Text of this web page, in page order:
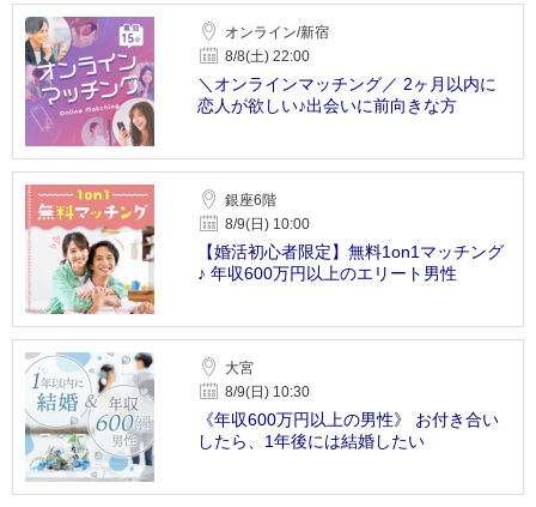
オンライン/新宿
8/8(土) 22:00
＼オンラインマッチング／ 2ヶ月以内に
恋人が欲しい♪出会いに前向きな方
銀座6階
8/9(日) 10:00
【婚活初心者限定】無料1on1マッチング
♪ 年収600万円以上のエリート男性
大宮
8/9(日) 10:30
《年収600万円以上の男性》 お付き合い
したら、1年後には結婚したい